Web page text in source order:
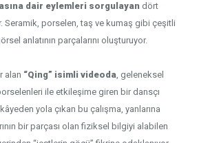
dair eylemleri sorgulayan dört
Seramik, porselen, taş ve kumaş gibi çeşitli
anlatının parçalarını oluşturuyor.
alan “Qing” isimli videoda, geleneksel
ile etkileşime giren bir dansçı
yola çıkan bu çalışma, yanlarına
bir parçası olan fiziksel bilgiyi alabilen